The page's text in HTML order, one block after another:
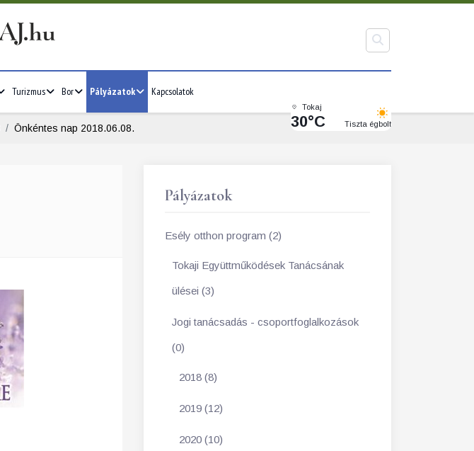
Turizmus Bor Pályázatok Kapcsolatok
Tokaj
30°C Tiszta égbolt
Önkéntes nap 2018.06.08.
Pályázatok
Esély otthon program (2)
Tokaji Együttműködések Tanácsának
ülései (3)
Jogi tanácsadás - csoportfoglalkozások
(0)
2018 (8)
2019 (12)
2020 (10)